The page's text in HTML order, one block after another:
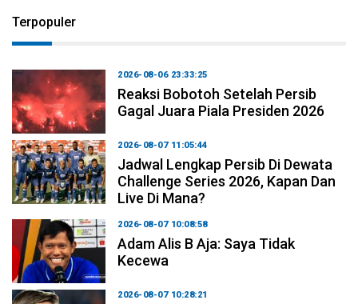
Terpopuler
2026-08-06 23:33:25
Reaksi Bobotoh Setelah Persib
Gagal Juara Piala Presiden 2026
2026-08-07 11:05:44
Jadwal Lengkap Persib Di Dewata
Challenge Series 2026, Kapan Dan
Live Di Mana?
2026-08-07 10:08:58
Adam Alis B Aja: Saya Tidak
Kecewa
2026-08-07 10:28:21